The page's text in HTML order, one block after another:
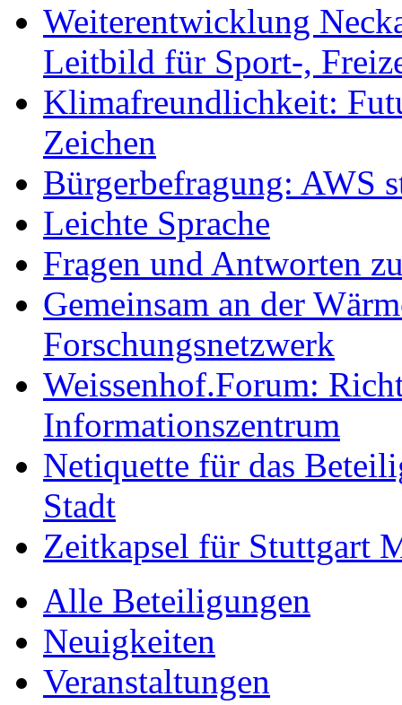
Weiterentwicklung
Leitbild für Sport-,
Klimafreundlichkeit:
Zeichen
Bürgerbefragung: AWS
Leichte Sprache
Fragen und Antworten
Gemeinsam an der
Forschungsnetzwerk
Weissenhof.Forum:
Informationszentrum
Netiquette für das
Stadt
Zeitkapsel für Stuttgart
Alle Beteiligungen
Neuigkeiten
Veranstaltungen